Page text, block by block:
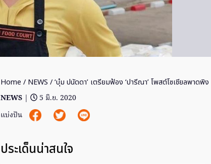
Home / NEWS / ‘บุ๋ม ปนัดดา’ เตรียมฟ้อง ‘ปารีณา’ โพสต์โซเชียลพาดพิง
NEWS |
5 มิ.ย. 2020
แบ่งปัน
ประเด็นน่าสนใจ